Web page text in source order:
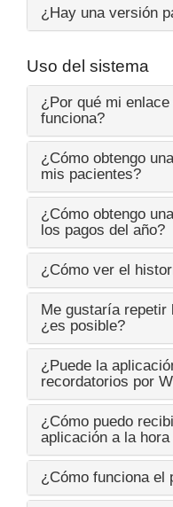
¿Hay una versión
Uso del sistema
¿Por qué mi
funciona?
¿Cómo obtengo
mis pacientes?
¿Cómo obtengo
los pagos del año?
¿Cómo ver el
Me gustaría repetir
¿es posible?
¿Puede la
recordatorios por
¿Cómo puedo
aplicación a la
¿Cómo funciona el